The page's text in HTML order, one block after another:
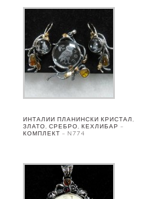
ИНТАЛИИ ПЛАНИНСКИ КРИСТАЛ,
ЗЛАТО, СРЕБРО, КЕХЛИБАР –
КОМПЛЕКТ – N774